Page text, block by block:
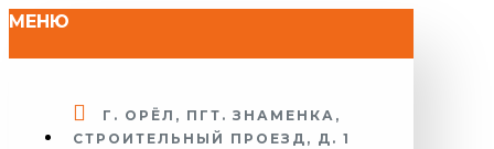
МЕНЮ
Г. ОРЁЛ, ПГТ. ЗНАМЕНКА,
СТРОИТЕЛЬНЫЙ ПРОЕЗД, Д. 1